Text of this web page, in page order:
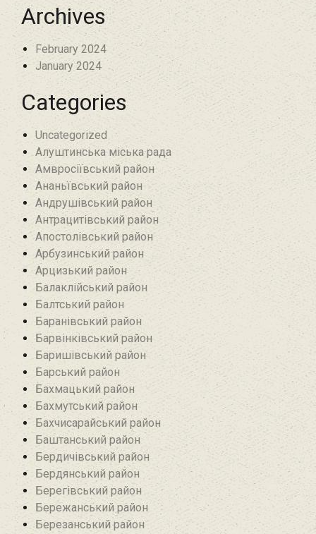
Archives
February 2024
January 2024
Categories
Uncategorized
Алуштинська міська рада
Амвросіївський район
Ананьївський район‎
Андрушівський район‎
Антрацитівський район‎
Апостолівський район
Арбузинський район‎
Арцизький район‎
Балаклійський район
Балтський район‎
Баранівський район‎
Барвінківський район
Баришівський район
Барський район
Бахмацький район
Бахмутський район
Бахчисарайський район
Баштанський район
Бердичівський район
Бердянський район
Берегівський район
Бережанський район‎
Березанський район‎